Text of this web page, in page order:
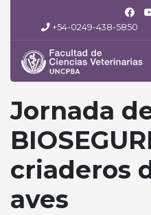
+54-0249-438-5850
Jornada
criaderos
aves